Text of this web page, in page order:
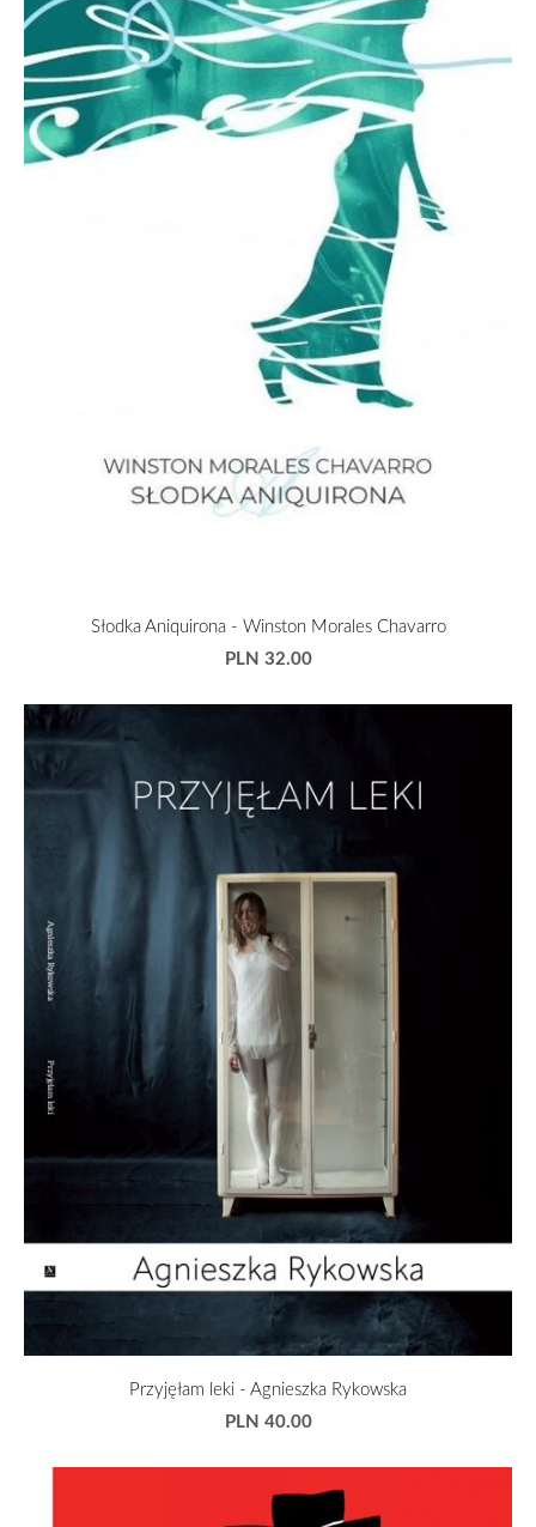
Słodka Aniquirona - Winston Morales Chavarro
PLN 32.00
Przyjęłam leki - Agnieszka Rykowska
PLN 40.00